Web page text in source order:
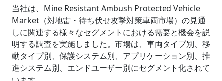
当社は、Mine Resistant Ambush Protected Vehicle
Market（対地雷・待ち伏せ攻撃対策車両市場）の見通
しに関連する様々なセグメントにおける需要と機会を説
明する調査を実施しました。市場は、車両タイプ別、移
動タイプ別、保護システム別、アプリケーション別、推
進システム別、エンドユーザー別にセグメント化されて